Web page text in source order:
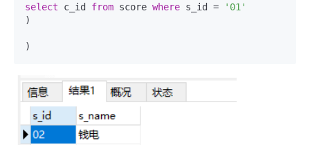
select c_id from score where s_id =
'01'
)